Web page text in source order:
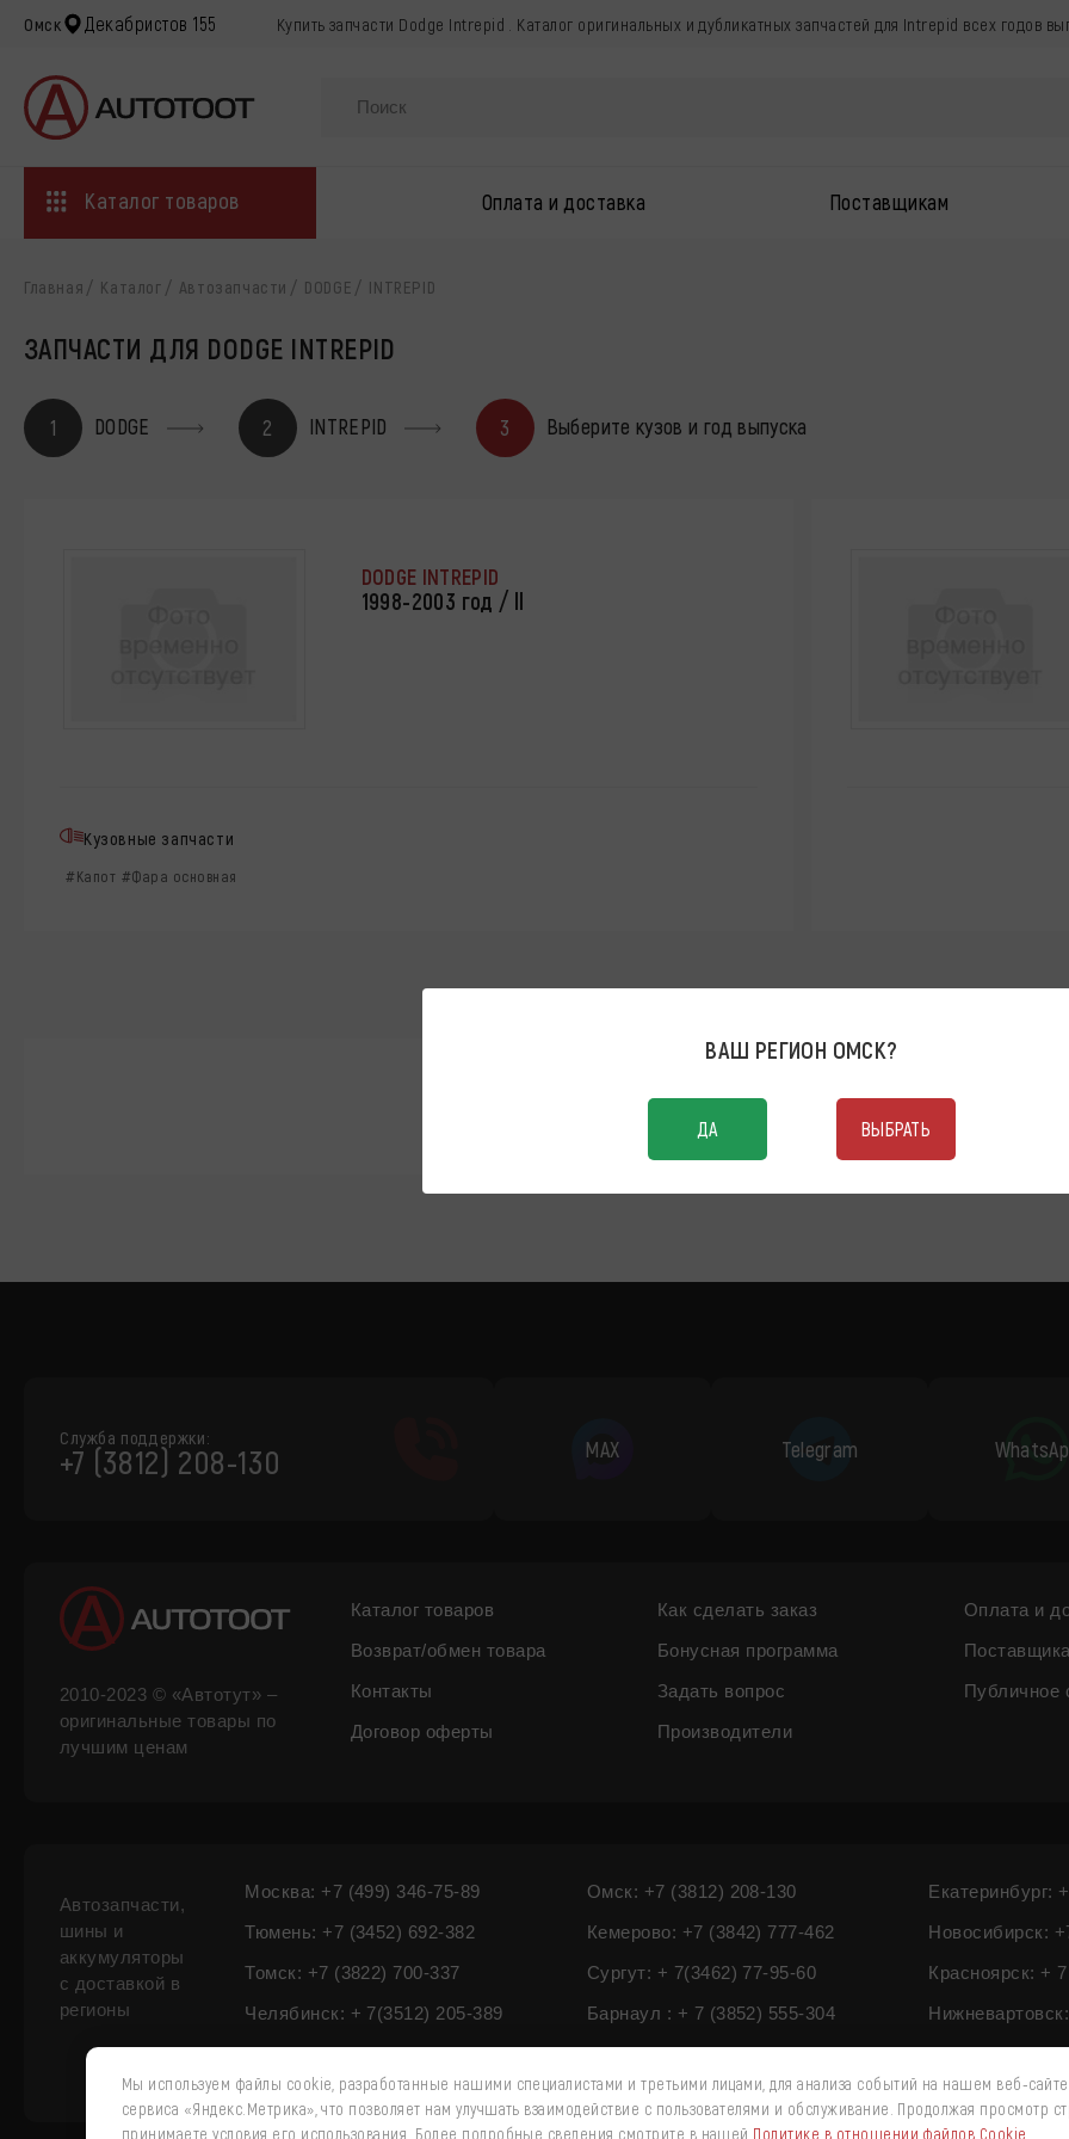
Омск Декабристов 155 Купить запчасти Dodge Intrepid . Каталог оригинальных и дубликатных запчастей для Intrepid всех годов
Каталог товаров Оплата и доставка Поставщикам
Главная Каталог Автозапчасти DODGE INTREPID
ЗАПЧАСТИ ДЛЯ DODGE INTREPID
1 DODGE 2 INTREPID 3 Выберите кузов и год выпуска
DODGE INTREPID
1998-2003 год / ll
Кузовные запчасти
#Капот #Фара основная
Служба поддержки:
+7 (3812) 208-130 MAX Telegram
2010-2023 © «Автотут» –
оригинальные товары по
лучшим ценам
Каталог товаров Как сделать заказ
Оплата и
Возврат/обмен товара
Бонусная программа
Контакты
Задать вопрос
Публичное
Договор оферты
Производители
Автозапчасти,
шины и
аккумуляторы
с доставкой в
регионы
Москва: +7 (499) 346-75-89 Омск: +7 (3812) 208-130
Екатеринбург:
Тюмень: +7 (3452) 692-382
Кемерово: +7 (3842) 777-462
Новосибирск:
Томск: +7 (3822) 700-337
Сургут: + 7(3462) 77-95-60
Красноярск: +
Челябинск: + 7(3512) 205-389
Барнаул : + 7 (3852) 555-304
ВАШ РЕГИОН ОМСК?
ДА ВЫБРАТЬ
Мы используем файлы cookie, разработанные нашими специалистами и третьими лицами, для анализа событий на нашем веб-
сервиса «Яндекс.Метрика», что позволяет нам улучшать взаимодействие с пользователями и обслуживание. Продолжая просмотр
принимаете условия его использования. Более подробные сведения смотрите в нашей Политике в отношении файлов Cookie